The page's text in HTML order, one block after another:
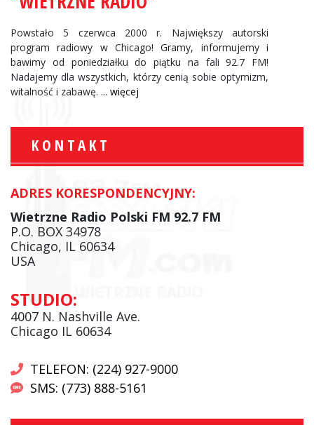
Powstało 5 czerwca 2000 r. Największy autorski
program radiowy w Chicago! Gramy, informujemy i
bawimy od poniedziałku do piątku na fali 92.7 FM!
Nadajemy dla wszystkich, którzy cenią sobie optymizm,
witalność i zabawę. ... więcej
KONTAKT
ADRES KORESPONDENCYJNY:
Wietrzne Radio Polski FM 92.7 FM
P.O. BOX 34978
Chicago, IL 60634
USA
STUDIO:
4007 N. Nashville Ave.
Chicago IL 60634
TELEFON: (224) 927-9000
SMS: (773) 888-5161